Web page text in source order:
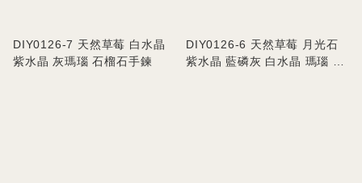
DIY0126-7 天然草莓 白水晶
紫水晶 灰瑪瑙 石榴石手鍊
DIY0126-6 天然草莓 月光石
紫水晶 藍磷灰 白水晶 瑪瑙 虎